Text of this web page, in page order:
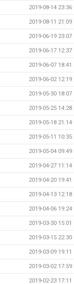
2019-08-14 23:36
2019-08-11 21:09
2019-06-19 23:07
2019-06-17 12:37
2019-06-07 18:41
2019-06-02 12:19
2019-05-30 18:07
2019-05-25 14:28
2019-05-18 21:14
2019-05-11 10:35
2019-05-04 09:49
2019-04-27 11:14
2019-04-20 19:41
2019-04-13 12:18
2019-04-06 19:24
2019-03-30 15:01
2019-03-15 22:30
2019-03-09 19:11
2019-03-02 17:59
2019-02-23 17:11